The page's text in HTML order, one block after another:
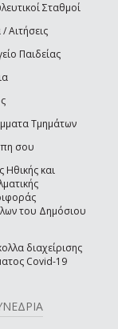
Σταθμοί
Αιτήσεις
Παιδείας
Τμημάτων
σου
Ηθικής και
του Δημόσιου
διαχείρισης
Covid-19